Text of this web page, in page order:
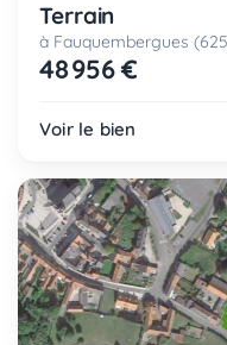
Terrain
à Fauquembergues
48 956 €
Voir le bien